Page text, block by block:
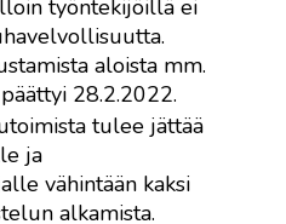
työntekijöillä ei
aloista mm.
28.2.2022.
tulee jättää
ja
vähintään kaksi
alkamista.